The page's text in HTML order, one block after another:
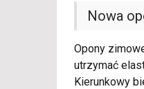
Nowa
Opony
utrzymać
Kierunkowy